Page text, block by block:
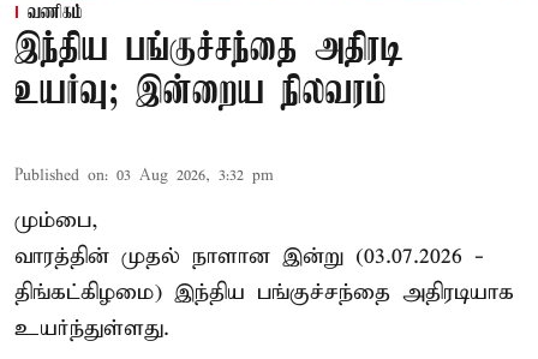
வணிகம்
இந்திய பங்குச்சந்தை அதிரடி
உயர்வு; இன்றைய நிலவரம்
Published on: 03 Aug 2026, 3:32 pm
மும்பை,
வாரத்தின் முதல் நாளான இன்று (03.07.2026 -
திங்கட்கிழமை) இந்திய பங்குச்சந்தை அதிரடியாக
உயர்ந்துள்ளது.